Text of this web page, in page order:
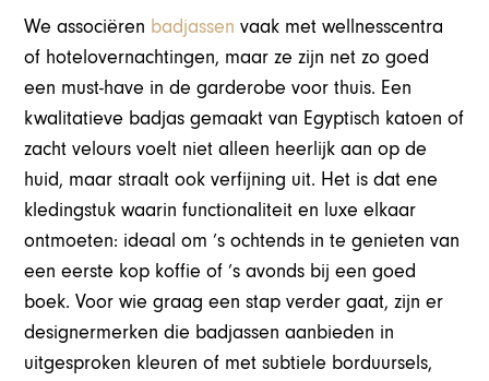
We associëren badjassen vaak met wellnesscentra
of hotelovernachtingen, maar ze zijn net zo goed
een must-have in de garderobe voor thuis. Een
kwalitatieve badjas gemaakt van Egyptisch katoen of
zacht velours voelt niet alleen heerlijk aan op de
huid, maar straalt ook verfijning uit. Het is dat ene
kledingstuk waarin functionaliteit en luxe elkaar
ontmoeten: ideaal om ’s ochtends in te genieten van
een eerste kop koffie of ’s avonds bij een goed
boek. Voor wie graag een stap verder gaat, zijn er
designermerken die badjassen aanbieden in
uitgesproken kleuren of met subtiele borduursels,